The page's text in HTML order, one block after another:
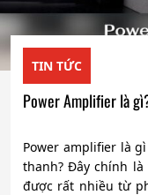
TIN TỨC
Power Amplifier là
Power amplifier là
thanh? Đây chính
được rất nhiều từ